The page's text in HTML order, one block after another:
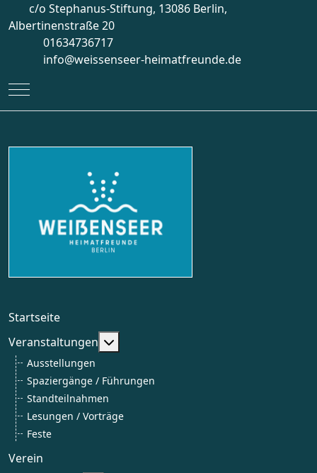
c/o Stephanus-Stiftung, 13086 Berlin,
Albertinenstraße 20
01634736717
info@weissenseer-heimatfreunde.de
Mobile Menu Toggle
Startseite
Veranstaltungen
Weitere Informationen:
Ausstellungen
Spaziergänge / Führungen
Standteilnahmen
Lesungen / Vorträge
Feste
Verein